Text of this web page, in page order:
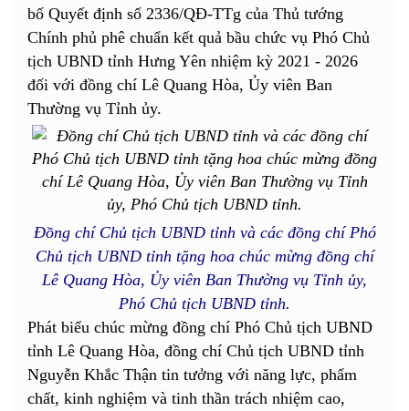
bố Quyết định số 2336/QĐ-TTg của Thủ tướng
Chính phủ phê chuẩn kết quả bầu chức vụ Phó Chủ
tịch UBND tỉnh Hưng Yên nhiệm kỳ 2021 - 2026
đối với đồng chí Lê Quang Hòa, Ủy viên Ban
Thường vụ Tỉnh ủy.
Đồng chí Chủ tịch UBND tỉnh và các đồng chí Phó
Chủ tịch UBND tỉnh tặng hoa chúc mừng đồng chí
Lê Quang Hòa, Ủy viên Ban Thường vụ Tỉnh ủy,
Phó Chủ tịch UBND tỉnh.
Phát biểu chúc mừng đồng chí Phó Chủ tịch UBND
tỉnh Lê Quang Hòa, đồng chí Chủ tịch UBND tỉnh
Nguyễn Khắc Thận tin tưởng với năng lực, phẩm
chất, kinh nghiệm và tinh thần trách nhiệm cao,